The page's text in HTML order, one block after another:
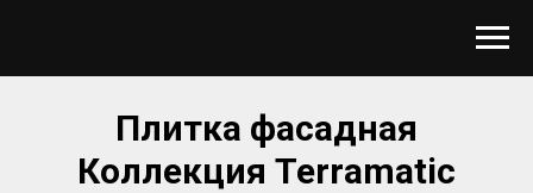
Плитка фасадная
Коллекция Terramatic